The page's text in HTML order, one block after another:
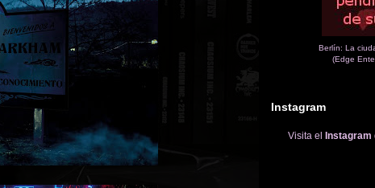
Berlín: La
(Edge
Instagram
Visita el Instagram